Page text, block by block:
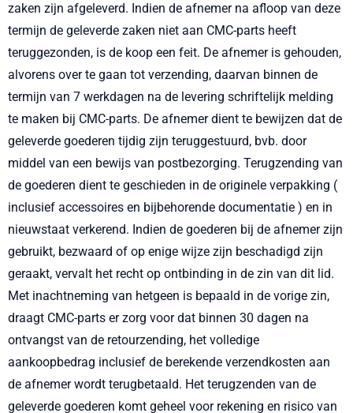
zaken zijn afgeleverd. Indien de afnemer na afloop van deze
termijn de geleverde zaken niet aan CMC-parts heeft
teruggezonden, is de koop een feit. De afnemer is gehouden,
alvorens over te gaan tot verzending, daarvan binnen de
termijn van 7 werkdagen na de levering schriftelijk melding
te maken bij CMC-parts. De afnemer dient te bewijzen dat de
geleverde goederen tijdig zijn teruggestuurd, bvb. door
middel van een bewijs van postbezorging. Terugzending van
de goederen dient te geschieden in de originele verpakking (
inclusief accessoires en bijbehorende documentatie ) en in
nieuwstaat verkerend. Indien de goederen bij de afnemer zijn
gebruikt, bezwaard of op enige wijze zijn beschadigd zijn
geraakt, vervalt het recht op ontbinding in de zin van dit lid.
Met inachtneming van hetgeen is bepaald in de vorige zin,
draagt CMC-parts er zorg voor dat binnen 30 dagen na
ontvangst van de retourzending, het volledige
aankoopbedrag inclusief de berekende verzendkosten aan
de afnemer wordt terugbetaald. Het terugzenden van de
geleverde goederen komt geheel voor rekening en risico van